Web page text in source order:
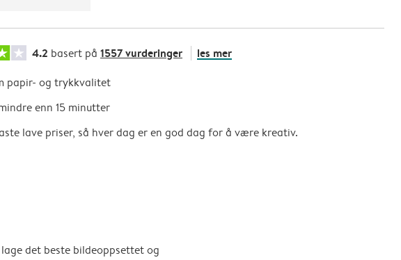
4.2 basert på 1557 vurderinger les mer
papir- og trykkvalitet
enn 15 minutter
lave priser, så hver dag er en god dag for å være kreativ.
det beste bildeoppsettet og